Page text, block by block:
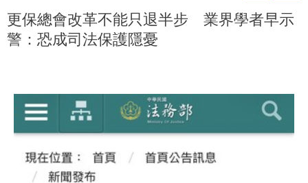
更保總會改革不能只退半步 業界學者早示
警：恐成司法保護隱憂